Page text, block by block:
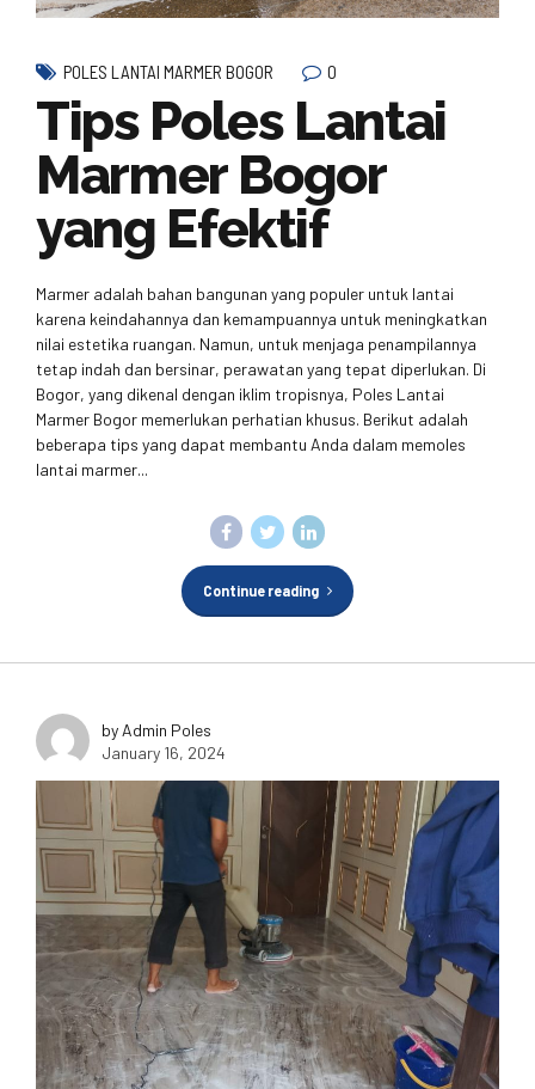
POLES LANTAI MARMER BOGOR 0
Tips Poles Lantai
Marmer Bogor
yang Efektif
Marmer adalah bahan bangunan yang populer untuk lantai
karena keindahannya dan kemampuannya untuk meningkatkan
nilai estetika ruangan. Namun, untuk menjaga penampilannya
tetap indah dan bersinar, perawatan yang tepat diperlukan. Di
Bogor, yang dikenal dengan iklim tropisnya, Poles Lantai
Marmer Bogor memerlukan perhatian khusus. Berikut adalah
beberapa tips yang dapat membantu Anda dalam memoles
lantai marmer...
Continue reading
by Admin Poles
January 16, 2024